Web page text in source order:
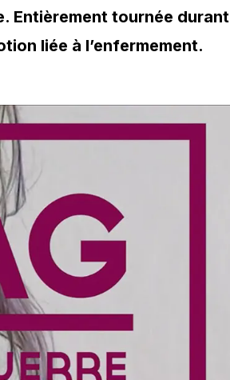
Entièrement tournée durant
liée à l’enfermement.